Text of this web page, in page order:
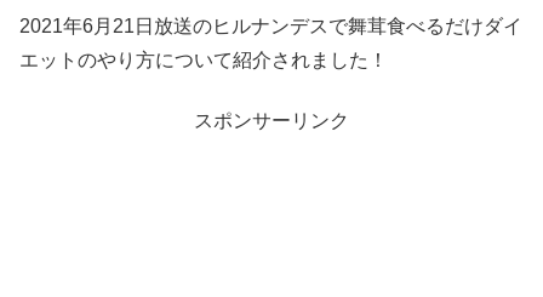
2021年6月21日放送のヒルナンデスで舞茸食べるだけダイ
エットのやり方について紹介されました！
スポンサーリンク